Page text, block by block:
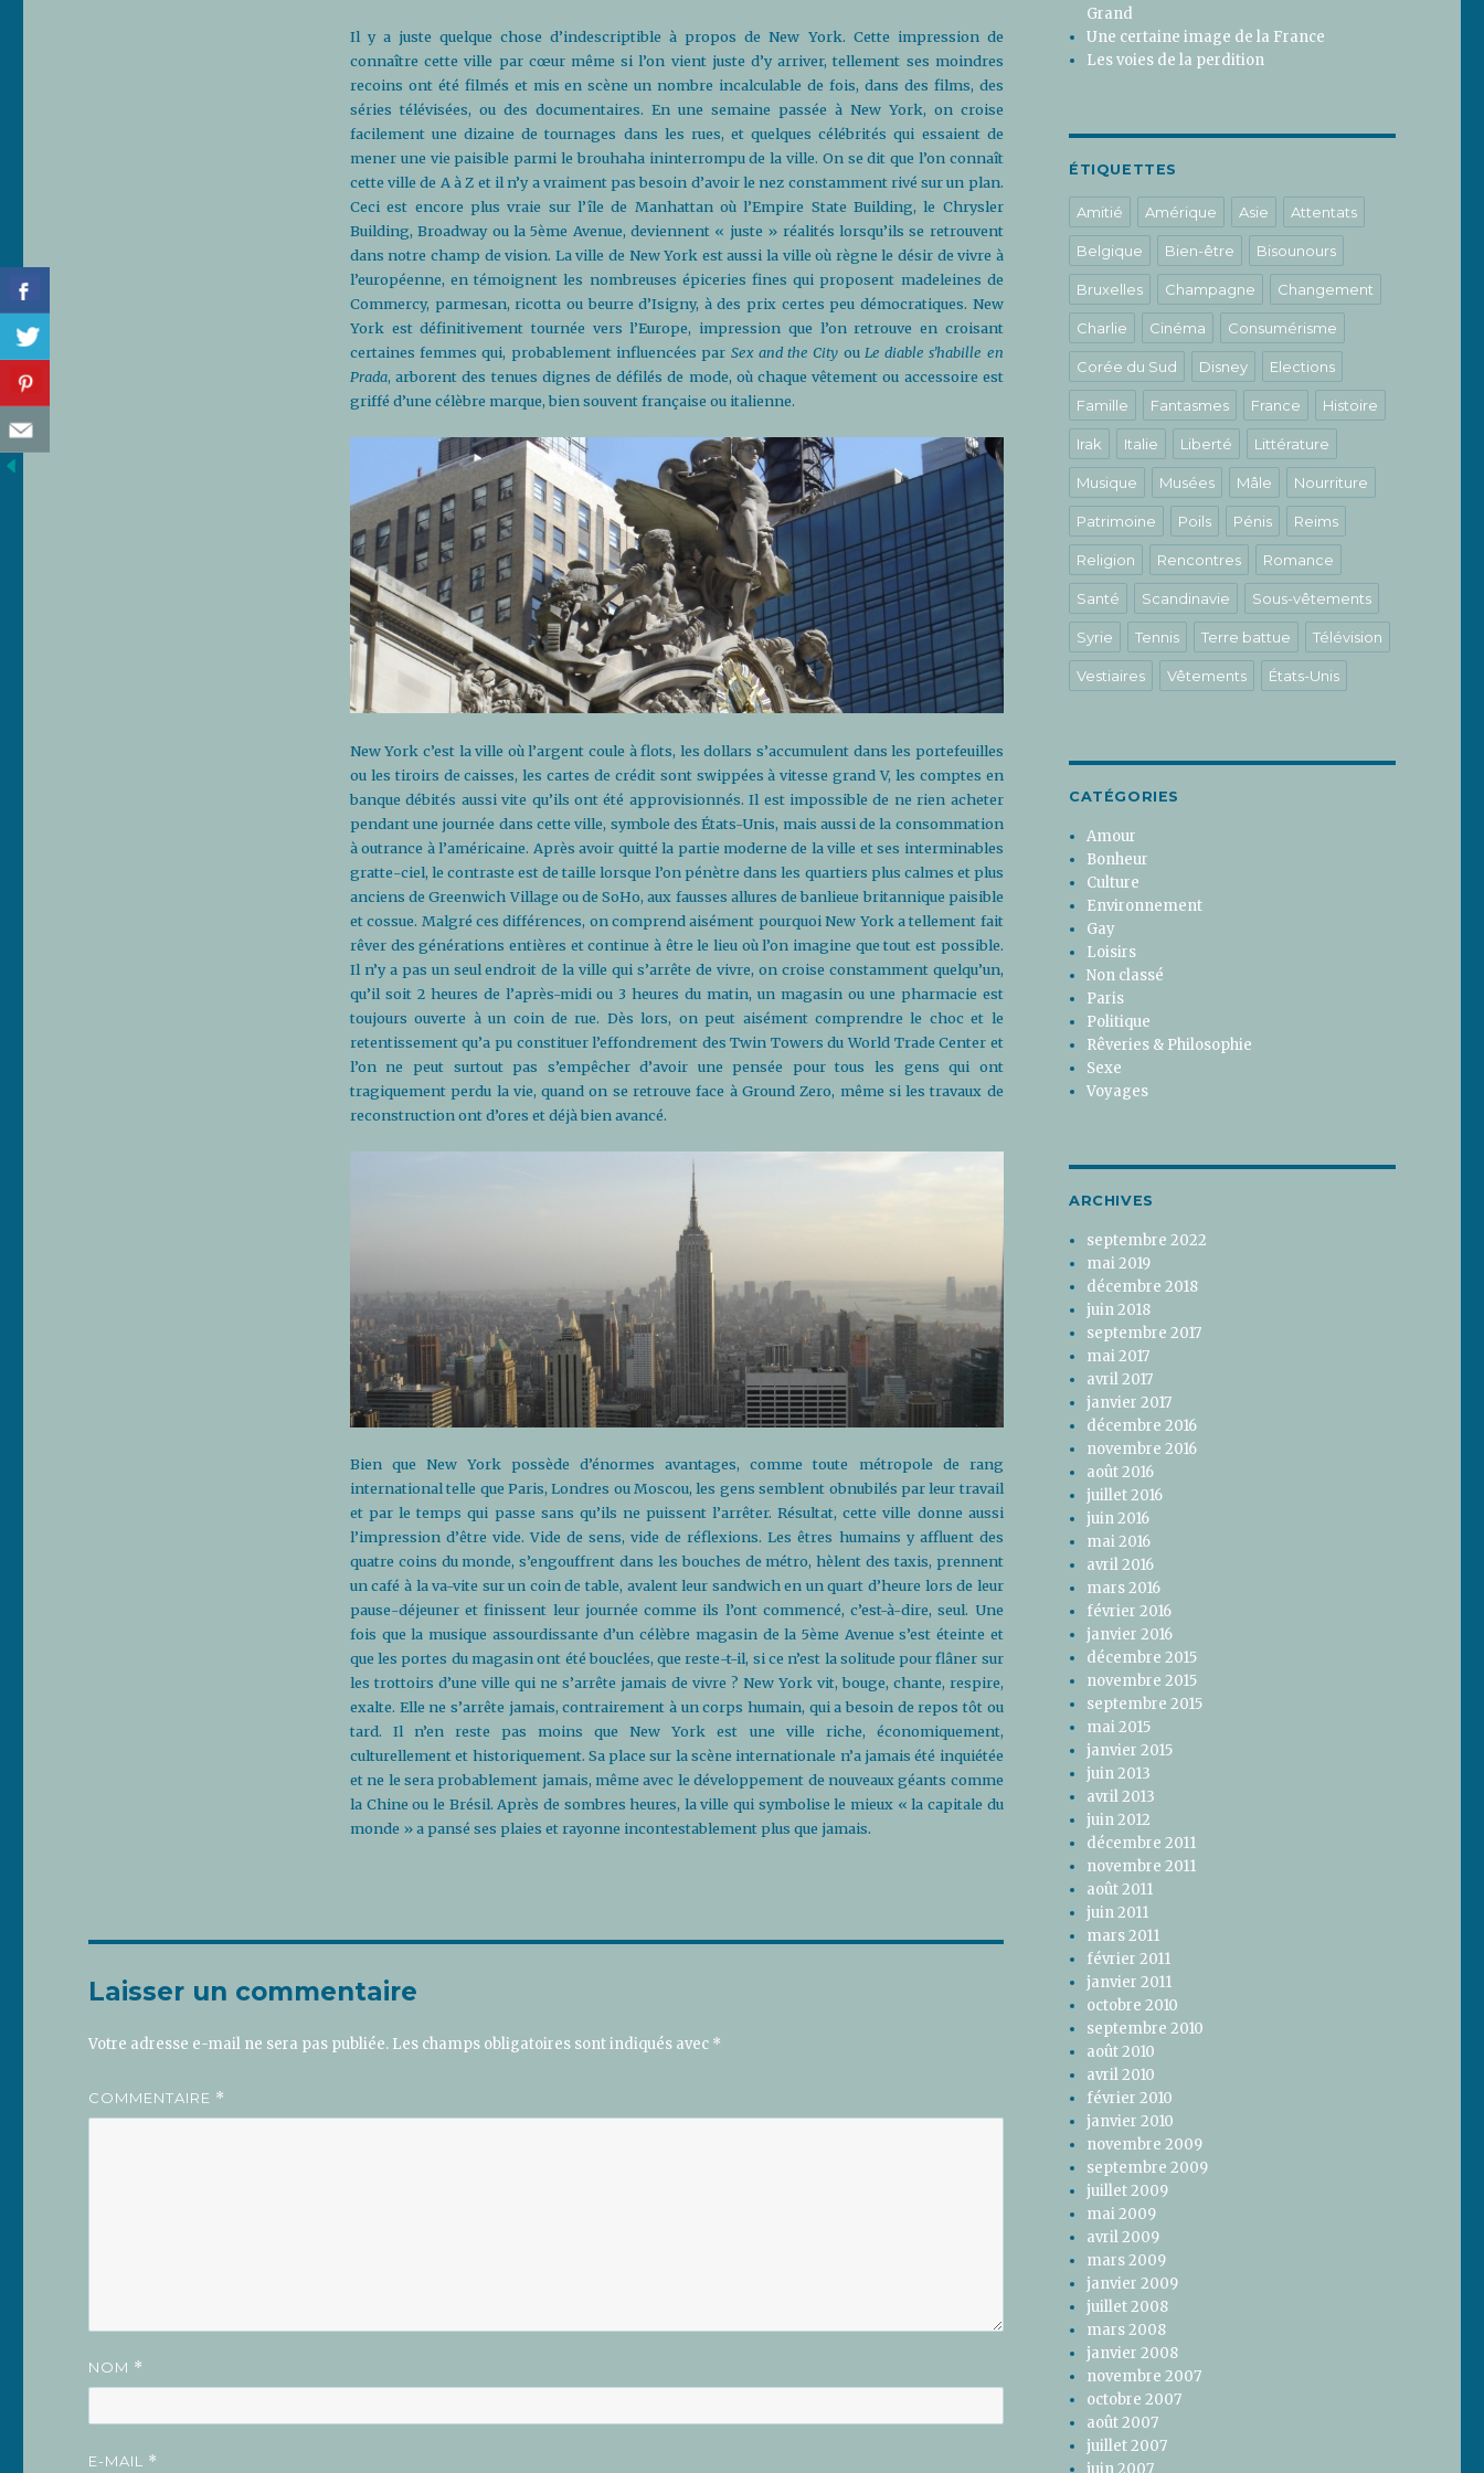
Il y a juste quelque chose d’indescriptible à propos de New York. Cette impression de
connaître cette ville par cœur même si l’on vient juste d’y arriver, tellement ses moindres
recoins ont été filmés et mis en scène un nombre incalculable de fois, dans des films, des
séries télévisées, ou des documentaires. En une semaine passée à New York, on croise
facilement une dizaine de tournages dans les rues, et quelques célébrités qui essaient de
mener une vie paisible parmi le brouhaha ininterrompu de la ville. On se dit que l’on connaît
cette ville de A à Z et il n’y a vraiment pas besoin d’avoir le nez constamment rivé sur un plan.
Ceci est encore plus vraie sur l’île de Manhattan où l’Empire State Building, le Chrysler
Building, Broadway ou la 5ème Avenue, deviennent « juste » réalités lorsqu’ils se retrouvent
dans notre champ de vision. La ville de New York est aussi la ville où règne le désir de vivre à
l’européenne, en témoignent les nombreuses épiceries fines qui proposent madeleines de
Commercy, parmesan, ricotta ou beurre d’Isigny, à des prix certes peu démocratiques. New
York est définitivement tournée vers l’Europe, impression que l’on retrouve en croisant
certaines femmes qui, probablement influencées par Sex and the City ou Le diable s’habille en
Prada, arborent des tenues dignes de défilés de mode, où chaque vêtement ou accessoire est
griffé d’une célèbre marque, bien souvent française ou italienne.
New York c’est la ville où l’argent coule à flots, les dollars s’accumulent dans les portefeuilles
ou les tiroirs de caisses, les cartes de crédit sont swippées à vitesse grand V, les comptes en
banque débités aussi vite qu’ils ont été approvisionnés. Il est impossible de ne rien acheter
pendant une journée dans cette ville, symbole des États-Unis, mais aussi de la consommation
à outrance à l’américaine. Après avoir quitté la partie moderne de la ville et ses interminables
gratte-ciel, le contraste est de taille lorsque l’on pénètre dans les quartiers plus calmes et plus
anciens de Greenwich Village ou de SoHo, aux fausses allures de banlieue britannique paisible
et cossue. Malgré ces différences, on comprend aisément pourquoi New York a tellement fait
rêver des générations entières et continue à être le lieu où l’on imagine que tout est possible.
Il n’y a pas un seul endroit de la ville qui s’arrête de vivre, on croise constamment quelqu’un,
qu’il soit 2 heures de l’après-midi ou 3 heures du matin, un magasin ou une pharmacie est
toujours ouverte à un coin de rue. Dès lors, on peut aisément comprendre le choc et le
retentissement qu’a pu constituer l’effondrement des Twin Towers du World Trade Center et
l’on ne peut surtout pas s’empêcher d’avoir une pensée pour tous les gens qui ont
tragiquement perdu la vie, quand on se retrouve face à Ground Zero, même si les travaux de
reconstruction ont d’ores et déjà bien avancé.
Bien que New York possède d’énormes avantages, comme toute métropole de rang
international telle que Paris, Londres ou Moscou, les gens semblent obnubilés par leur travail
et par le temps qui passe sans qu’ils ne puissent l’arrêter. Résultat, cette ville donne aussi
l’impression d’être vide. Vide de sens, vide de réflexions. Les êtres humains y affluent des
quatre coins du monde, s’engouffrent dans les bouches de métro, hèlent des taxis, prennent
un café à la va-vite sur un coin de table, avalent leur sandwich en un quart d’heure lors de leur
pause-déjeuner et finissent leur journée comme ils l’ont commencé, c’est-à-dire, seul. Une
fois que la musique assourdissante d’un célèbre magasin de la 5ème Avenue s’est éteinte et
que les portes du magasin ont été bouclées, que reste-t-il, si ce n’est la solitude pour flâner sur
les trottoirs d’une ville qui ne s’arrête jamais de vivre ? New York vit, bouge, chante, respire,
exalte. Elle ne s’arrête jamais, contrairement à un corps humain, qui a besoin de repos tôt ou
tard. Il n’en reste pas moins que New York est une ville riche, économiquement,
culturellement et historiquement. Sa place sur la scène internationale n’a jamais été inquiétée
et ne le sera probablement jamais, même avec le développement de nouveaux géants comme
la Chine ou le Brésil. Après de sombres heures, la ville qui symbolise le mieux « la capitale du
monde » a pansé ses plaies et rayonne incontestablement plus que jamais.
Laisser un commentaire
Votre adresse e-mail ne sera pas publiée. Les champs obligatoires sont indiqués avec *
COMMENTAIRE *
NOM *
E-MAIL *
Grand
Une certaine image de la France
Les voies de la perdition
ÉTIQUETTES
Amitié Amérique Asie Attentats
Belgique Bien-être Bisounours
Bruxelles Champagne Changement
Charlie Cinéma Consumérisme
Corée du Sud Disney Elections
Famille Fantasmes France Histoire
Irak Italie Liberté Littérature
Musique Musées Mâle Nourriture
Patrimoine Poils Pénis Reims
Religion Rencontres Romance
Santé Scandinavie Sous-vêtements
Syrie Tennis Terre battue Télévision
Vestiaires Vêtements États-Unis
CATÉGORIES
Amour
Bonheur
Culture
Environnement
Gay
Loisirs
Non classé
Paris
Politique
Rêveries & Philosophie
Sexe
Voyages
ARCHIVES
septembre 2022
mai 2019
décembre 2018
juin 2018
septembre 2017
mai 2017
avril 2017
janvier 2017
décembre 2016
novembre 2016
août 2016
juillet 2016
juin 2016
mai 2016
avril 2016
mars 2016
février 2016
janvier 2016
décembre 2015
novembre 2015
septembre 2015
mai 2015
janvier 2015
juin 2013
avril 2013
juin 2012
décembre 2011
novembre 2011
août 2011
juin 2011
mars 2011
février 2011
janvier 2011
octobre 2010
septembre 2010
août 2010
avril 2010
février 2010
janvier 2010
novembre 2009
septembre 2009
juillet 2009
mai 2009
avril 2009
mars 2009
janvier 2009
juillet 2008
mars 2008
janvier 2008
novembre 2007
octobre 2007
août 2007
juillet 2007
juin 2007